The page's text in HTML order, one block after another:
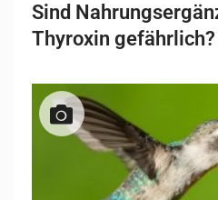
Sind
Thyroxin gefährlich?